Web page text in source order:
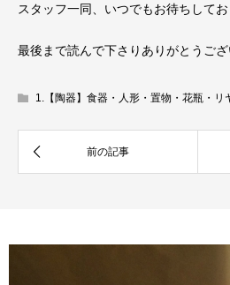
スタッフ一同、いつでもお待ちして
最後まで読んで下さりありがとうござ
1.【陶器】食器・人形・置物・花瓶・リ